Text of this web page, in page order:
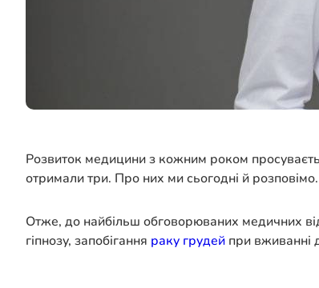
Розвиток медицини з кожним роком
отримали три. Про них ми сьогодні й розповімо.
Отже, до найбільш обговорюваних медичних
гіпнозу, запобігання раку грудей при вживанні